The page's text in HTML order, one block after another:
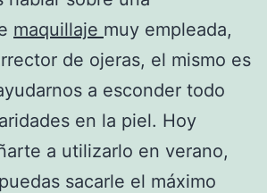
maquillaje muy empleada,
de ojeras, el mismo es
a esconder todo
en la piel. Hoy
a utilizarlo en verano,
sacarle el máximo